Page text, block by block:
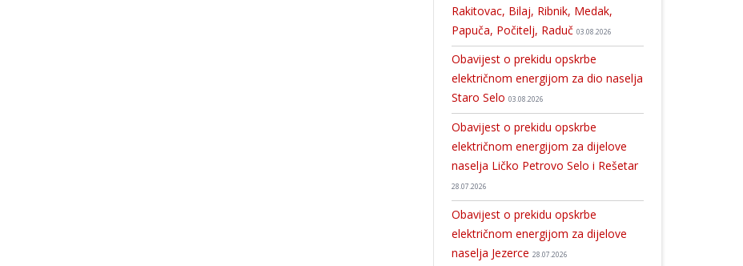
Rakitovac, Bilaj, Ribnik, Medak,
Papuča, Počitelj, Raduč 03.08.2026
Obavijest o prekidu opskrbe
električnom energijom za dio naselja
Staro Selo 03.08.2026
Obavijest o prekidu opskrbe
električnom energijom za dijelove
naselja Ličko Petrovo Selo i Rešetar
28.07.2026
Obavijest o prekidu opskrbe
električnom energijom za dijelove
naselja Jezerce 28.07.2026